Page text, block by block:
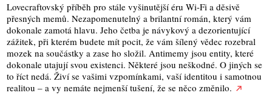
Lovecraftovský příběh pro stále vyšinutější éru Wi-Fi a děsivě
přesných memů. Nezapomenutelný a brilantní román, který vám
dokonale zamotá hlavu. Jeho četba je návykový a dezorientující
zážitek, při kterém budete mít pocit, že vám šílený vědec rozebral
mozek na součástky a zase ho složil. Antimemy jsou entity, které
dokonale utajují svou existenci. Některé jsou neškodné. O jiných se
to říct nedá. Živí se vašimi vzpomínkami, vaší identitou i samotnou
realitou – a vy nemáte nejmenší tušení, že se něco změnilo.